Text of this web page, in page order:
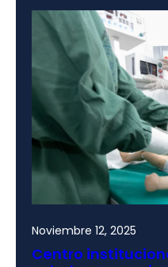
Noviembre 12, 2025
Centro